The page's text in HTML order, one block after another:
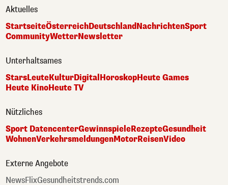
Aktuelles
StartseiteÖsterreichDeutschlandNachrichtenSport
CommunityWetterNewsletter
Unterhaltsames
StarsLeuteKulturDigitalHoroskopHeute Games
Heute KinoHeute TV
Nützliches
Sport DatencenterGewinnspieleRezepteGesundheit
WohnenVerkehrsmeldungenMotorReisenVideo
Externe Angebote
NewsFlixGesundheitstrends.com